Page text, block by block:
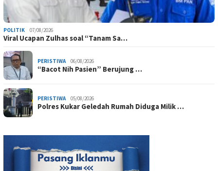
POLITIK 07/08/2026
Viral Ucapan Zulhas soal “Tanam Sa…
PERISTIWA 06/08/2026
“Bacot Nih Pasien” Berujung …
PERISTIWA 05/08/2026
Polres Kukar Geledah Rumah Diduga Milik …